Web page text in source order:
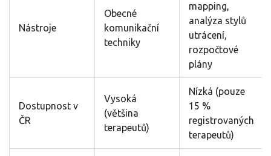
Nástroje
Obecné
komunikační
techniky
mapping,
analýza stylů
utrácení,
rozpočtové
plány
Dostupnost v
ČR
Vysoká
(většina
terapeutů)
Nízká (pouze
15 %
registrovaných
terapeutů)